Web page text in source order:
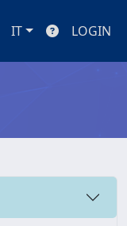
IT LOGIN